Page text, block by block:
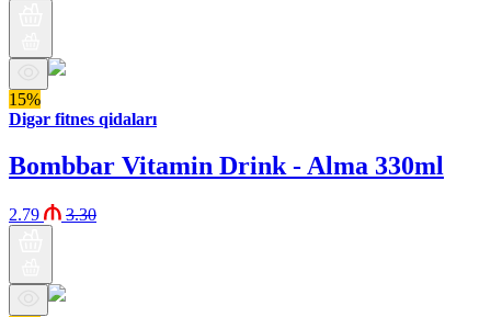
15%
Digər fitnes qidaları
Bombbar Vitamin Drink - Alma 330ml
2.79 3.30